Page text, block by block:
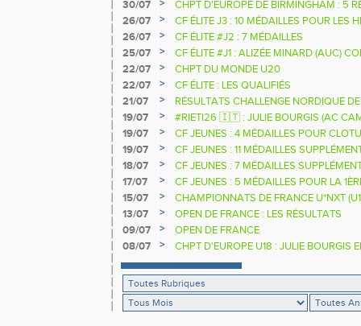
30/07
>
CHPT D'EUROPE DE BIRMINGHAM : 5
26/07
>
CF ÉLITE J3 : 10 MÉDAILLES POUR LES
26/07
>
CF ÉLITE #J2 : 7 MÉDAILLES
25/07
>
CF ÉLITE #J1 : ALIZÉE MINARD (AUC)
NATIONALE
22/07 >
CHPT DU MONDE U20
22/07
>
CF ÉLITE : LES QUALIFIÉS
21/07
>
RÉSULTATS CHALLENGE NORDIQUE
2025 2026
19/07 >
#RIETI26 🇮🇹 : JULIE BOURGIS (AC
D'EUROPE U18 DE LA PERCHE
19/07 >
CF JEUNES : 4 MÉDAILLES POUR
19/07
>
CF JEUNES : 11 MÉDAILLES
18/07
>
CF JEUNES : 7 MÉDAILLES
17/07
>
CF JEUNES : 5 MÉDAILLES POUR LA
15/07
>
CHAMPIONNATS DE FRANCE U*NXT
13/07
>
OPEN DE FRANCE : LES RÉSULTATS
09/07
>
OPEN DE FRANCE
08/07
> CHPT D'EUROPE U18 : JULIE BOURGIS